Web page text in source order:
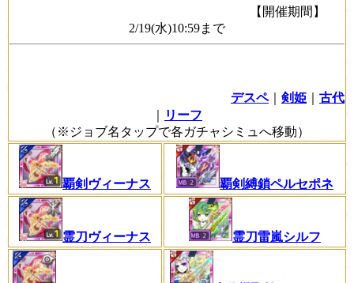
【開催期間】
2/19(水)10:59まで
デスペ｜ 剣姫
古代
リーフ
（※ジョブ名タップで各ガチャシミュへ移動）
覇剣ヴィーナス 覇剣縛鎖ペルセポネ
霊刀ヴィーナス 霊刀雷嵐シルフ